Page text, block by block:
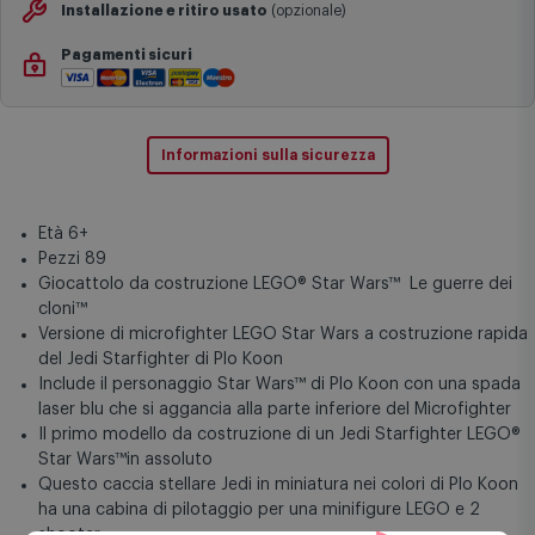
Installazione e ritiro usato (opzionale)
Pagamenti sicuri
Informazioni sulla sicurezza
Età 6+
Pezzi 89
Giocattolo da costruzione LEGO® Star Wars™ Le guerre dei
cloni™
Versione di microfighter LEGO Star Wars a costruzione rapida
del Jedi Starfighter di Plo Koon
Include il personaggio Star Wars™ di Plo Koon con una spada
laser blu che si aggancia alla parte inferiore del Microfighter
Il primo modello da costruzione di un Jedi Starfighter LEGO®
Star Wars™in assoluto
Questo caccia stellare Jedi in miniatura nei colori di Plo Koon
ha una cabina di pilotaggio per una minifigure LEGO e 2